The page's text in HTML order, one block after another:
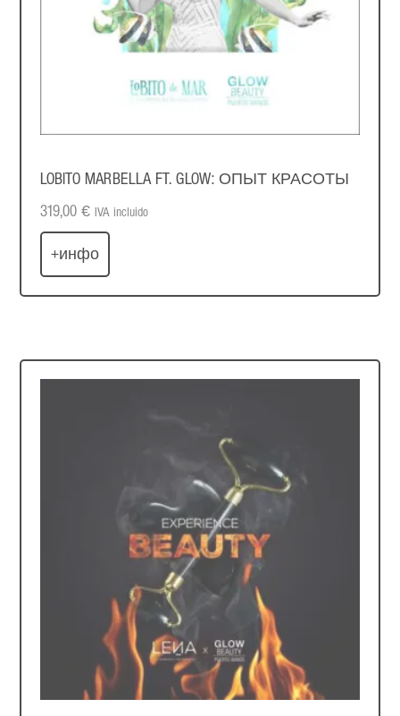
LOBITO MARBELLA FT. GLOW: ОПЫТ КРАСОТЫ
319,00 € IVA incluido
+инфо